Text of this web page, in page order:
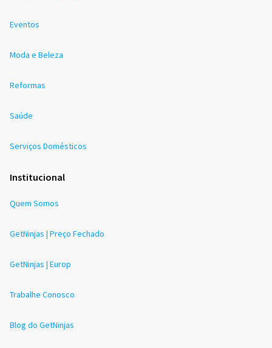
Eventos
Moda e Beleza
Reformas
Saúde
Serviços Domésticos
Institucional
Quem Somos
GetNinjas | Preço Fechado
GetNinjas | Europ
Trabalhe Conosco
Blog do GetNinjas